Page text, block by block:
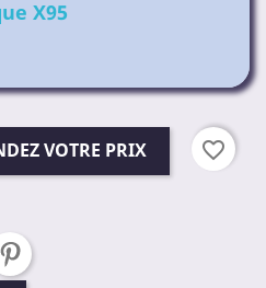
X95
VOTRE PRIX favorite_border